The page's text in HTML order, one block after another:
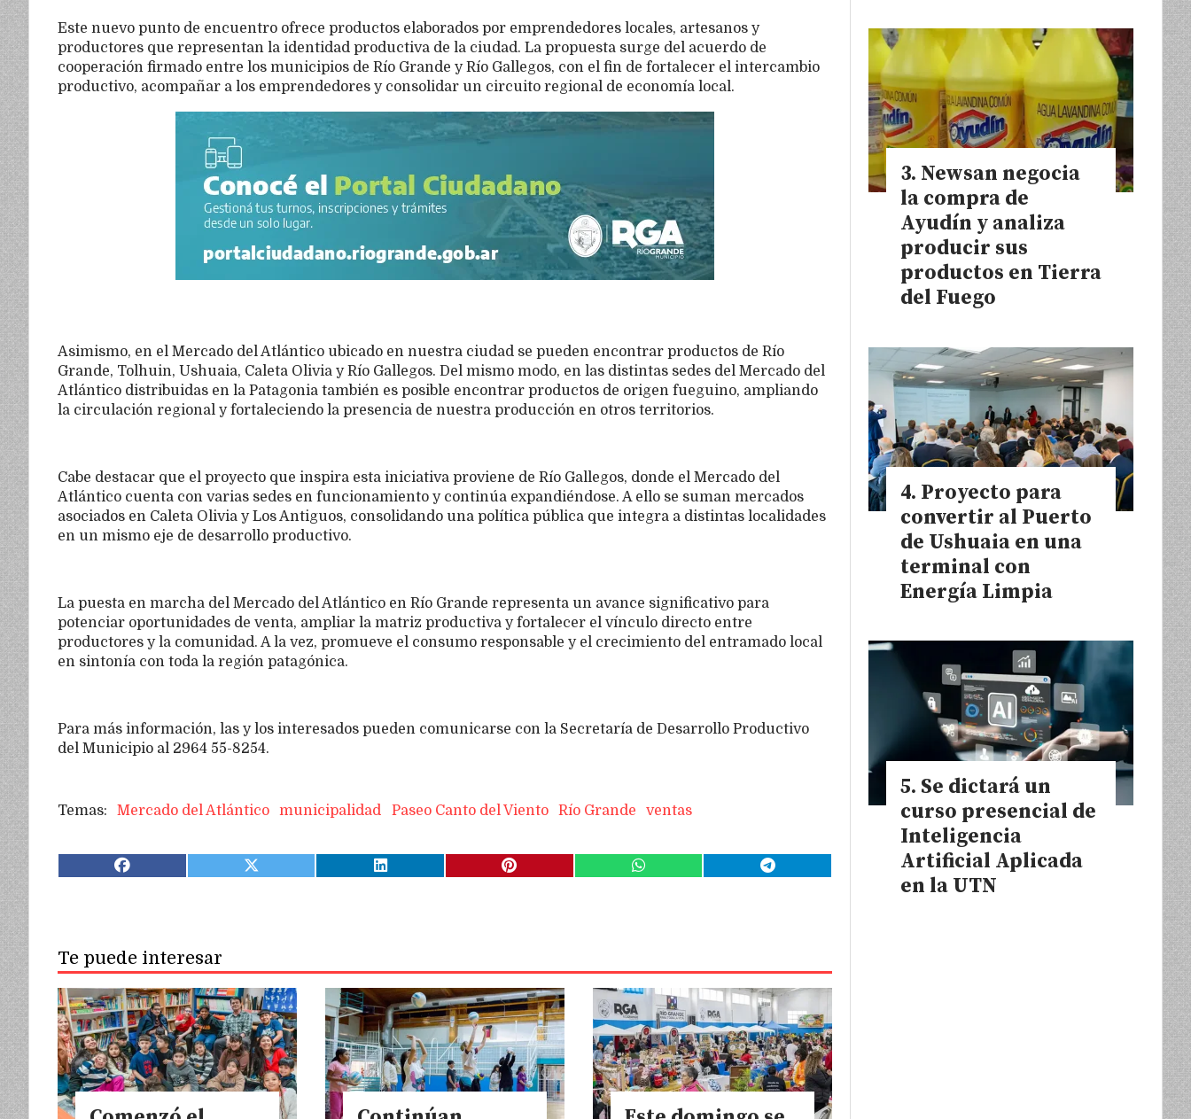
Este nuevo punto de encuentro ofrece productos elaborados por emprendedores locales, artesanos y
productores que representan la identidad productiva de la ciudad. La propuesta surge del acuerdo de
cooperación firmado entre los municipios de Río Grande y Río Gallegos, con el fin de fortalecer el intercambio
productivo, acompañar a los emprendedores y consolidar un circuito regional de economía local.
Asimismo, en el Mercado del Atlántico ubicado en nuestra ciudad se pueden encontrar productos de Río
Grande, Tolhuin, Ushuaia, Caleta Olivia y Río Gallegos. Del mismo modo, en las distintas sedes del Mercado del
Atlántico distribuidas en la Patagonia también es posible encontrar productos de origen fueguino, ampliando
la circulación regional y fortaleciendo la presencia de nuestra producción en otros territorios.
Cabe destacar que el proyecto que inspira esta iniciativa proviene de Río Gallegos, donde el Mercado del
Atlántico cuenta con varias sedes en funcionamiento y continúa expandiéndose. A ello se suman mercados
asociados en Caleta Olivia y Los Antiguos, consolidando una política pública que integra a distintas localidades
en un mismo eje de desarrollo productivo.
La puesta en marcha del Mercado del Atlántico en Río Grande representa un avance significativo para
potenciar oportunidades de venta, ampliar la matriz productiva y fortalecer el vínculo directo entre
productores y la comunidad. A la vez, promueve el consumo responsable y el crecimiento del entramado local
en sintonía con toda la región patagónica.
Para más información, las y los interesados pueden comunicarse con la Secretaría de Desarrollo Productivo
del Municipio al 2964 55-8254.
Mercado del Atlántico municipalidad Paseo Canto del Viento Río Grande ventas
Te puede interesar
Newsan negocia
la compra de
Ayudín y analiza
producir sus
productos en Tierra
del Fuego
Proyecto para
convertir al Puerto
de Ushuaia en una
terminal con
Energía Limpia
Se dictará un
curso presencial de
Inteligencia
Artificial Aplicada
en la UTN